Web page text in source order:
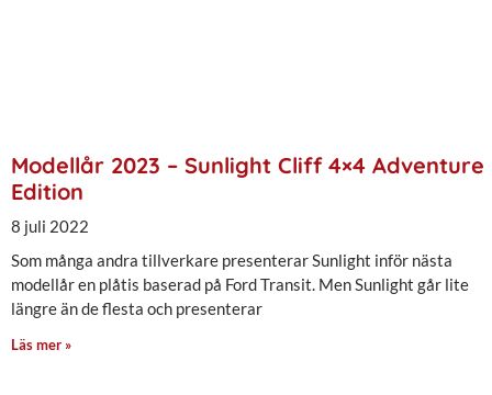
Modellår 2023 – Sunlight Cliff 4×4 Adventure
Edition
8 juli 2022
Som många andra tillverkare presenterar Sunlight inför nästa
modellår en plåtis baserad på Ford Transit. Men Sunlight går lite
längre än de flesta och presenterar
Läs mer »